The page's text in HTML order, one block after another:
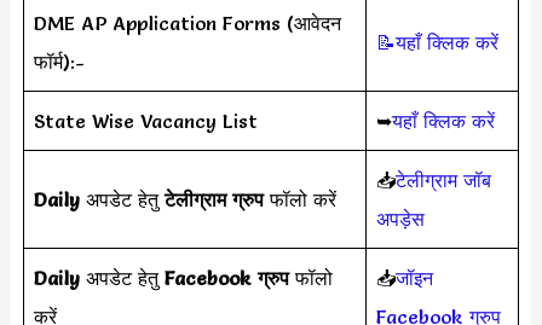
DME AP Application Forms (आवेदन
फॉर्म):-
📝यहाँ क्लिक करें
State Wise Vacancy List ➥यहाँ क्लिक करें
Daily अपडेट हेतुटेलीग्राम ग्रुपफॉलो करें
📥टेलीग्राम जॉब
अपड़ेस
Daily अपडेट हेतुFacebook ग्रुपफॉलो
करें
📥जॉइन
Facebook ग्रुप